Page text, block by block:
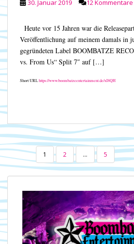
30. Januar 2019 12 Kommentare
Heute vor 15 Jahren war die
Veröffentlichung auf meinem damals in
gegründeten Label BOOMBATZE
vs. From Us“ Split 7″ auf […]
Short URLhttps://www.boombatzeentertainment.de/xI8QH
DER
BEITRÄGE
1 2 … 5